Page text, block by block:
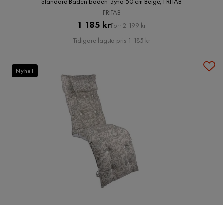
FRITAB
Pris
1 185 krOriginal
Pris
Förr 2 199 kr
Tidigare lägsta pris 1 185 kr
Nyhet